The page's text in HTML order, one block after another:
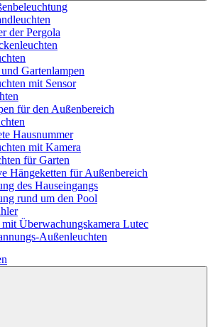
der Pergola
Gartenlampen
mit Sensor
für den Außenbereich
Hausnummer
mit Kamera
für Garten
Hängeketten für Außenbereich
des Hauseingangs
rund um den Pool
Überwachungskamera Lutec
Außenleuchten